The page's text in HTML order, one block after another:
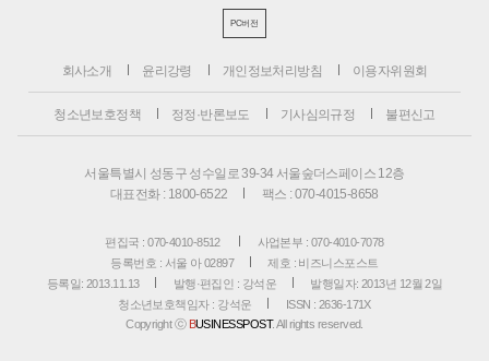
PC버전
회사소개 윤리강령 개인정보처리방침 이용자위원회
청소년보호정책 정정·반론보도 기사심의규정 불편신고
서울특별시 성동구 성수일로 39-34 서울숲더스페이스 12층
대표전화 : 1800-6522
팩스 : 070-4015-8658
편집국 : 070-4010-8512
사업본부 : 070-4010-7078
등록번호 : 서울 아 02897
제호 : 비즈니스포스트
등록일: 2013.11.13
발행·편집인 : 강석운
발행일자: 2013년 12월 2일
청소년보호책임자 : 강석운
ISSN : 2636-171X
Copyright ⓒ BUSINESSPOST. All rights reserved.